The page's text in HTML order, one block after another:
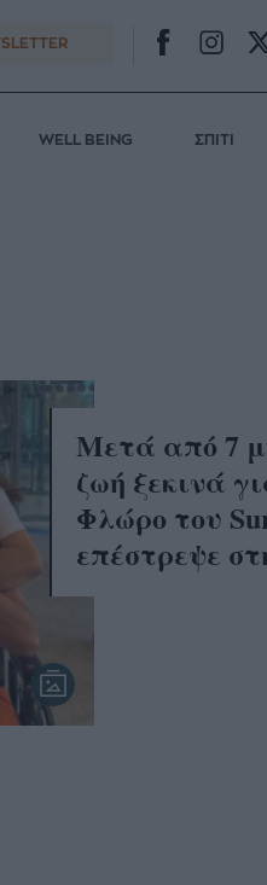
WELL BEING ΣΠΙΤΙ
Μετά από 7
ζωή ξεκινά
Φλώρο του
επέστρεψε